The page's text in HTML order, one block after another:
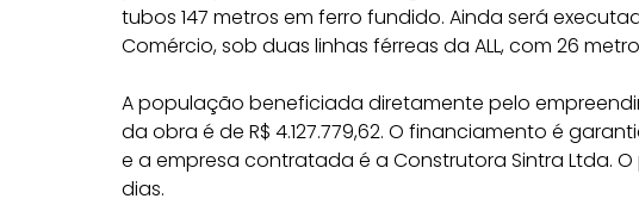
tubos 147 metros em ferro fundido. Ainda será
Comércio, sob duas linhas férreas da ALL, com 26
A população beneficiada diretamente pelo
da obra é de R$ 4.127.779,62. O financiamento é
e a empresa contratada é a Construtora Sintra Ltda.
dias.